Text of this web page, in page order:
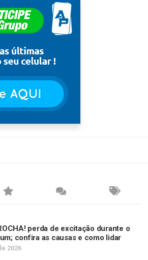
perda de excitação durante o
confira as causas e como lidar
2026